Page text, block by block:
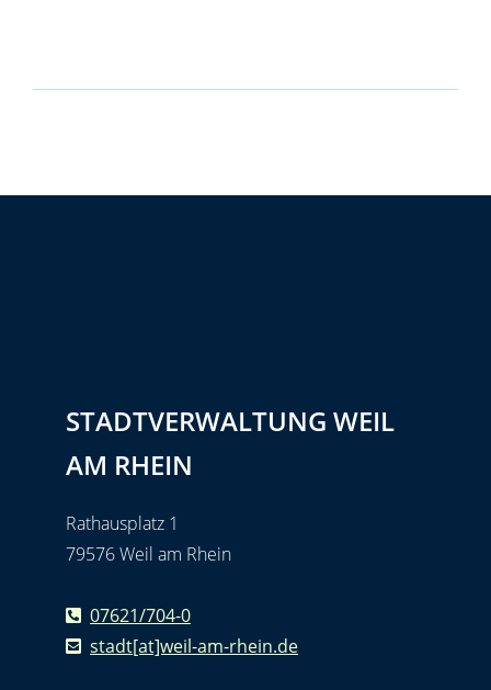
STADTVERWALTUNG WEIL
AM RHEIN
Rathausplatz 1
79576 Weil am Rhein
07621/704-0
stadt[at]weil-am-rhein.de